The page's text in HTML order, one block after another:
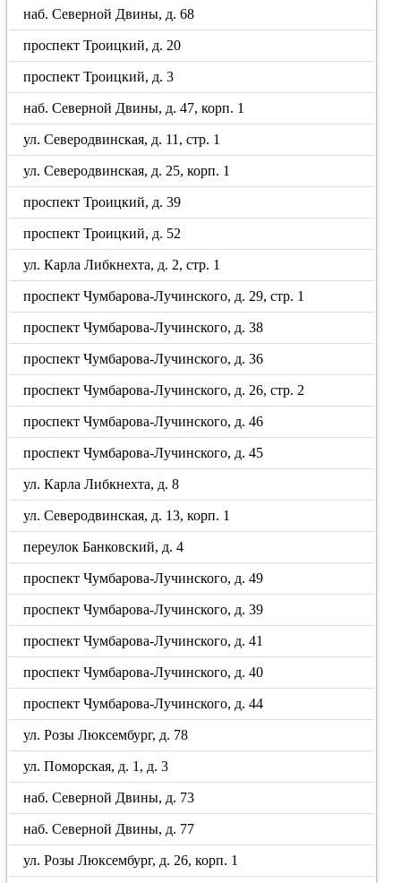
наб. Северной Двины, д. 68
проспект Троицкий, д. 20
проспект Троицкий, д. 3
наб. Северной Двины, д. 47, корп. 1
ул. Северодвинская, д. 11, стр. 1
ул. Северодвинская, д. 25, корп. 1
проспект Троицкий, д. 39
проспект Троицкий, д. 52
ул. Карла Либкнехта, д. 2, стр. 1
проспект Чумбарова-Лучинского, д. 29, стр. 1
проспект Чумбарова-Лучинского, д. 38
проспект Чумбарова-Лучинского, д. 36
проспект Чумбарова-Лучинского, д. 26, стр. 2
проспект Чумбарова-Лучинского, д. 46
проспект Чумбарова-Лучинского, д. 45
ул. Карла Либкнехта, д. 8
ул. Северодвинская, д. 13, корп. 1
переулок Банковский, д. 4
проспект Чумбарова-Лучинского, д. 49
проспект Чумбарова-Лучинского, д. 39
проспект Чумбарова-Лучинского, д. 41
проспект Чумбарова-Лучинского, д. 40
проспект Чумбарова-Лучинского, д. 44
ул. Розы Люксембург, д. 78
ул. Поморская, д. 1, д. 3
наб. Северной Двины, д. 73
наб. Северной Двины, д. 77
ул. Розы Люксембург, д. 26, корп. 1